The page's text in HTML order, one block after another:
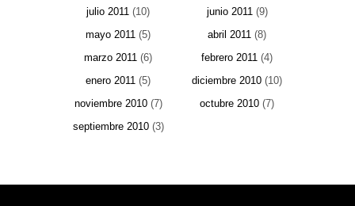
julio 2011 (10) junio 2011(9)
mayo 2011 (5) abril 2011 (8)
marzo 2011 (6) febrero 2011 (4)
enero 2011 (5) diciembre 2010 (10)
noviembre 2010(7) octubre 2010 (7)
septiembre 2010(3)